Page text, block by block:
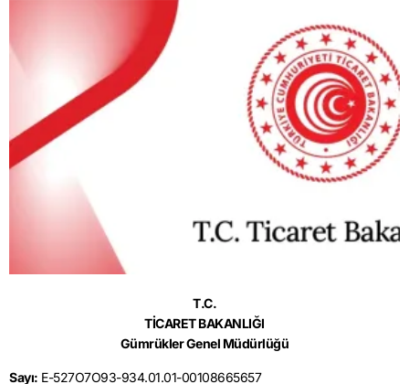
T.C.
TİCARET BAKANLIĞI
Gümrükler Genel Müdürlüğü
Sayı: E-527O7O93-934.01.01-00108665657